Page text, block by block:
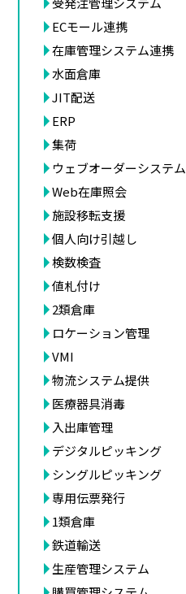
ECモール連携
在庫管理システム連携
水面倉庫
JIT配送
ERP
集荷
ウェブオーダーシステム
Web在庫照会
施設移転支援
個人向け引越し
検数検査
値札付け
2類倉庫
ロケーション管理
VMI
物流システム提供
医療器具消毒
入出庫管理
デジタルピッキング
シングルピッキング
専用伝票発行
1類倉庫
鉄道輸送
生産管理システム